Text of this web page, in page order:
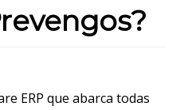
ERP que abarca todas